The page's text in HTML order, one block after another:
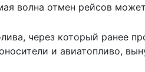
волна отмен рейсов
через который ранее
и авиатопливо,